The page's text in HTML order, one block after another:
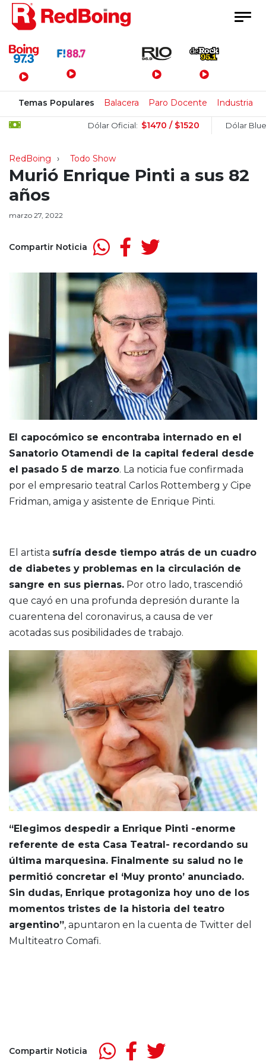
Menú Principal
Temas Populares Balacera Paro Docente Industria
Dólar Oficial: $1470 / $1520 Dólar Blue:
RedBoing Todo Show
Murió Enrique Pinti a sus 82
años
marzo 27, 2022
Compartir Noticia
El capocómico se encontraba internado en el
Sanatorio Otamendi de la capital federal desde
el pasado 5 de marzo. La noticia fue confirmada
por el empresario teatral Carlos Rottemberg y Cipe
Fridman, amiga y asistente de Enrique Pinti.
El artista sufría desde tiempo atrás de un cuadro
de diabetes y problemas en la circulación de
sangre en sus piernas. Por otro lado, trascendió
que cayó en una profunda depresión durante la
cuarentena del coronavirus, a causa de ver
acotadas sus posibilidades de trabajo.
“Elegimos despedir a Enrique Pinti -enorme
referente de esta Casa Teatral- recordando su
última marquesina. Finalmente su salud no le
permitió concretar el ‘Muy pronto’ anunciado.
Sin dudas, Enrique protagoniza hoy uno de los
momentos tristes de la historia del teatro
argentino”, apuntaron en la cuenta de Twitter del
Multiteatro Comafi.
Compartir Noticia